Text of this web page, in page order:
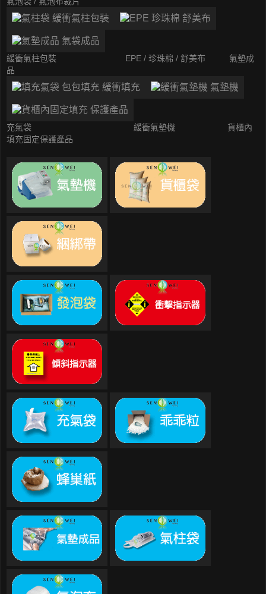
緩衝氣柱包裝 EPE / 珍珠棉 / 舒美布
氣墊成
品
充氣袋 緩衝氣墊機
貨櫃內
填充固定保護產品